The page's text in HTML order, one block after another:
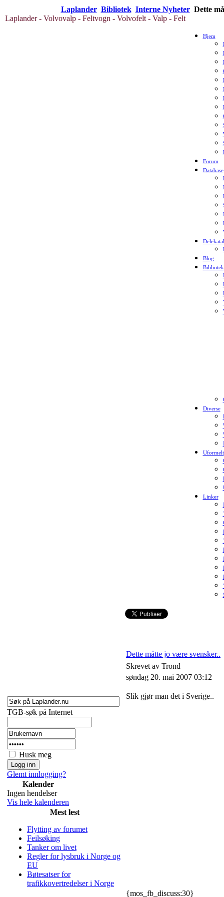
Laplander Bibliotek Interne Nyheter Dette
Laplander - Volvovalp - Feltvogn - Volvofelt - Valp - Felt
Hjem
Forum
Database
Blog
Bibliotek
Diverse
Uformelt
Linker
TGB-søk på Internet
Husk meg
Glemt innlogging?
Kalender
Ingen hendelser
Vis hele kalenderen
Mest lest
Flytting av forumet
Feilsøking
Tanker om livet
Regler for lysbruk i Norge og
EU
Bøtesatser for
trafikkovertredelser i Norge
Dette måtte jo være svensker..
Skrevet av Trond
søndag 20. mai 2007 03:12
Slik gjør man det i Sverige..
{mos_fb_discuss:30}